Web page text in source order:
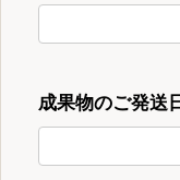
成果物のご発送